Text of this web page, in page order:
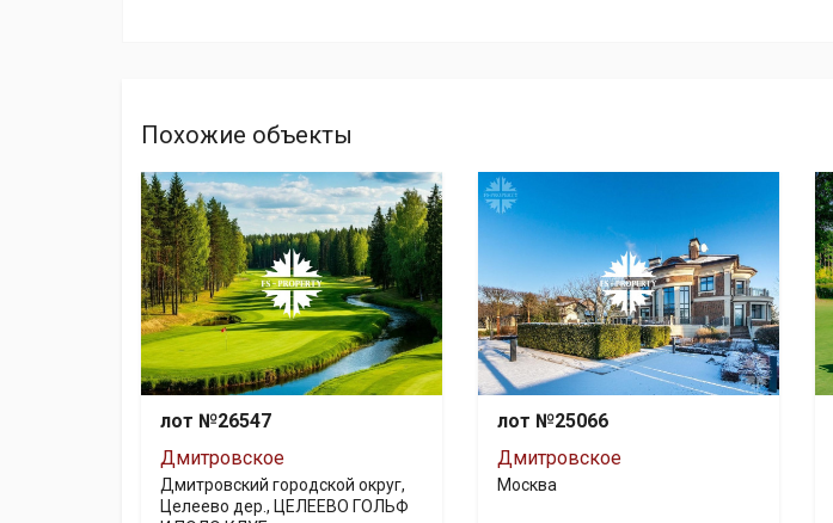
Похожие объекты
лот №26547
Дмитровское
Дмитровский городской округ,
Целеево дер., ЦЕЛЕЕВО ГОЛЬФ
лот №25066
Дмитровское
Москва